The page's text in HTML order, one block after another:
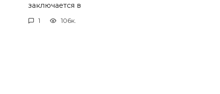
заключается в
1 106к.